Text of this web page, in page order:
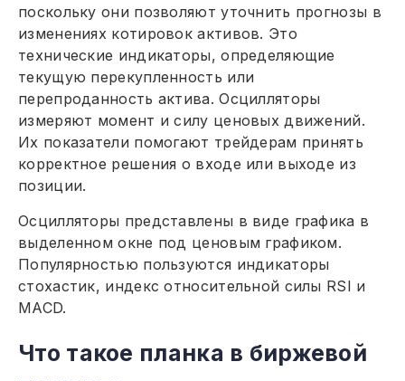
поскольку они позволяют уточнить прогнозы в
изменениях котировок активов. Это
технические индикаторы, определяющие
текущую перекупленность или
перепроданность актива. Осцилляторы
измеряют момент и силу ценовых движений.
Их показатели помогают трейдерам принять
корректное решения о входе или выходе из
позиции.
Осцилляторы представлены в виде графика в
выделенном окне под ценовым графиком.
Популярностью пользуются индикаторы
стохастик, индекс относительной силы RSI и
MACD.
Что такое планка в биржевой